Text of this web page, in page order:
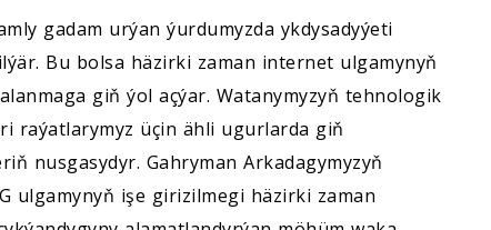
gadam urýan ýurdumyzda ykdysadyýeti
Bu bolsa häzirki zaman internet ulgamynyň
giň ýol açýar. Watanymyzyň tehnologik
raýatlarymyz üçin ähli ugurlarda giň
nusgasydyr. Gahryman Arkadagymyzyň
ulgamynyň işe girizilmegi häzirki zaman